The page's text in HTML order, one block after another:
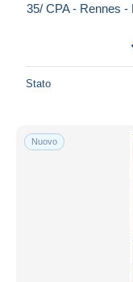
35/ CPA - Rennes -
Stato
Nuovo